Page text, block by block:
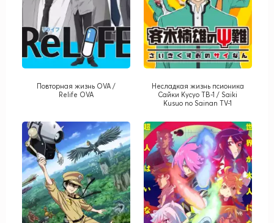
Повторная жизнь OVA /
Relife OVA
Несладкая жизнь псионика
Сайки Кусуо ТВ-1 / Saiki
Kusuo no Sainan TV-1